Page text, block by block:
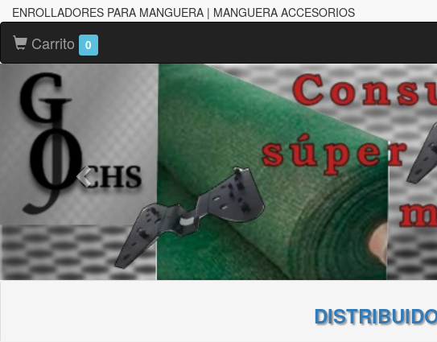
ENROLLADORES PARA MANGUERA | MANGUERA ACCESORIOS
Carrito 0